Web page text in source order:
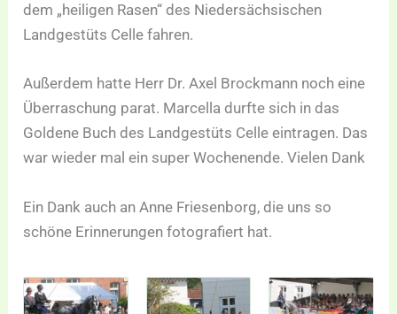
dem „heiligen Rasen“ des Niedersächsischen
Landgestüts Celle fahren.
Außerdem hatte Herr Dr. Axel Brockmann noch eine
Überraschung parat. Marcella durfte sich in das
Goldene Buch des Landgestüts Celle eintragen. Das
war wieder mal ein super Wochenende. Vielen Dank
Ein Dank auch an Anne Friesenborg, die uns so
schöne Erinnerungen fotografiert hat.